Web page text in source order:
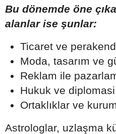
Bu dönemde öne
alanlar ise şunlar:
Ticaret ve
Moda, tasarım ve
Reklam ile
Hukuk ve diplomasi
Ortaklıklar ve
Astrologlar, uzlaşma